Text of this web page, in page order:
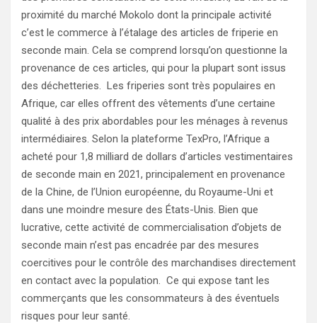
proximité du marché Mokolo dont la principale activité
c’est le commerce à l’étalage des articles de friperie en
seconde main. Cela se comprend lorsqu’on questionne la
provenance de ces articles, qui pour la plupart sont issus
des déchetteries. Les friperies sont très populaires en
Afrique, car elles offrent des vêtements d’une certaine
qualité à des prix abordables pour les ménages à revenus
intermédiaires. Selon la plateforme TexPro, l’Afrique a
acheté pour 1,8 milliard de dollars d’articles vestimentaires
de seconde main en 2021, principalement en provenance
de la Chine, de l’Union européenne, du Royaume-Uni et
dans une moindre mesure des États-Unis. Bien que
lucrative, cette activité de commercialisation d’objets de
seconde main n’est pas encadrée par des mesures
coercitives pour le contrôle des marchandises directement
en contact avec la population. Ce qui expose tant les
commerçants que les consommateurs à des éventuels
risques pour leur santé.